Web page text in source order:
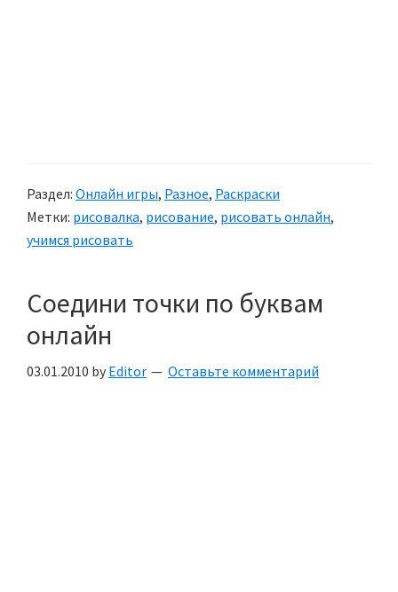
Раздел: Онлайн игры, Разное, Раскраски
Метки: рисовалка, рисование, рисовать онлайн,
учимся рисовать
Соедини точки по буквам
онлайн
03.01.2010 by Editor Оставьте комментарий